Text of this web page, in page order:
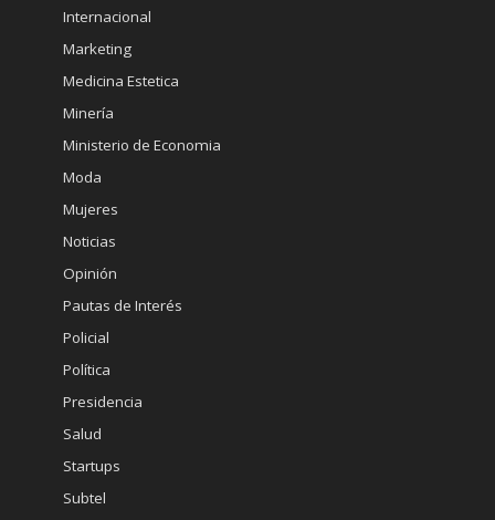
Internacional
Marketing
Medicina Estetica
Minería
Ministerio de Economia
Moda
Mujeres
Noticias
Opinión
Pautas de Interés
Policial
Política
Presidencia
Salud
Startups
Subtel